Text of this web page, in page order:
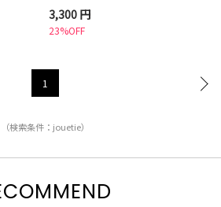
3,300 円
23%OFF
1
（検索条件：jouetie）